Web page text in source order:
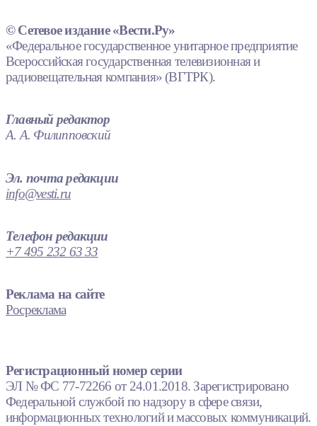
© Сетевое издание «Вести.Ру»
«Федеральное государственное унитарное предприятие
Всероссийская государственная телевизионная и
радиовещательная компания» (ВГТРК).
Главный редактор
А. А. Филипповский
Эл. почта редакции
info@vesti.ru
Телефон редакции
+7 495 232 63 33
Реклама на сайте
Росреклама
Регистрационный номер серии
ЭЛ № ФС 77-72266 от 24.01.2018. Зарегистрировано
Федеральной службой по надзору в сфере связи,
информационных технологий и массовых коммуникаций.